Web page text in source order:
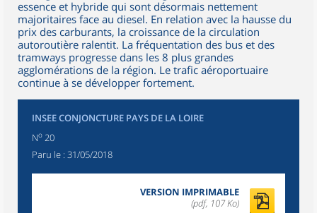
essence et hybride qui sont désormais nettement
majoritaires face au diesel. En relation avec la hausse du
prix des carburants, la croissance de la circulation
autoroutière ralentit. La fréquentation des bus et des
tramways progresse dans les 8 plus grandes
agglomérations de la région. Le trafic aéroportuaire
continue à se développer fortement.
INSEE CONJONCTURE PAYS DE LA LOIRE
No 20
Paru le : 31/05/2018
VERSION IMPRIMABLE
(pdf, 107 Ko)